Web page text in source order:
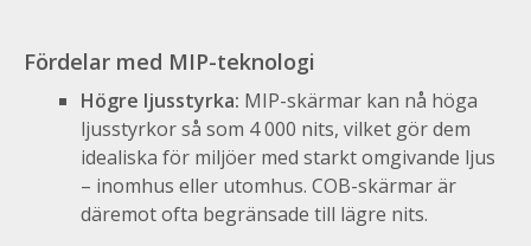
Fördelar med MIP-teknologi
Högre ljusstyrka: MIP-skärmar kan nå höga
ljusstyrkor så som 4 000 nits, vilket gör dem
idealiska för miljöer med starkt omgivande ljus
– inomhus eller utomhus. COB-skärmar är
däremot ofta begränsade till lägre nits.